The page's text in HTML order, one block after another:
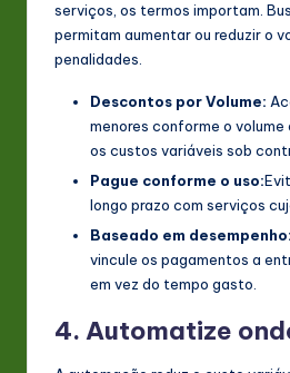
serviços, os termos importam.
permitam aumentar ou reduzir o
penalidades.
Descontos por Volume:
menores conforme o volume
os custos variáveis sob
Pague conforme o uso:
longo prazo com serviços
Baseado em desempenho:
vincule os pagamentos a
em vez do tempo gasto.
4. Automatize